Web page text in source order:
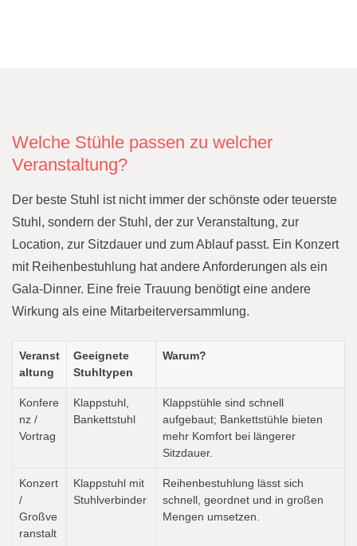
Welche Stühle passen zu welcher
Veranstaltung?
Der beste Stuhl ist nicht immer der schönste oder teuerste
Stuhl, sondern der Stuhl, der zur Veranstaltung, zur
Location, zur Sitzdauer und zum Ablauf passt. Ein Konzert
mit Reihenbestuhlung hat andere Anforderungen als ein
Gala-Dinner. Eine freie Trauung benötigt eine andere
Wirkung als eine Mitarbeiterversammlung.
Veranst
altung
Geeignete
Stuhltypen
Warum?
Konfere
nz /
Vortrag
Klappstuhl,
Bankettstuhl
Klappstühle sind schnell
aufgebaut; Bankettstühle bieten
mehr Komfort bei längerer
Sitzdauer.
Konzert
/
Großve
ranstalt
Klappstuhl mit
Stuhlverbinder
Reihenbestuhlung lässt sich
schnell, geordnet und in großen
Mengen umsetzen.